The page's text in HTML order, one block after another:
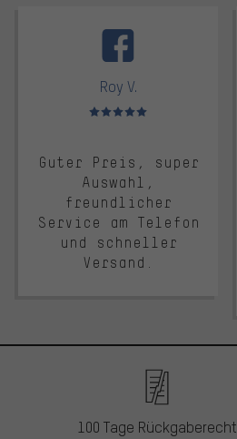
Roy V.
Bewertungen: 5 von 5
Guter Preis, super
Auswahl,
freundlicher
Service am Telefon
und schneller
Versand.
100 Tage Rückgaberecht